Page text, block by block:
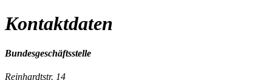
Kontaktdaten
Bundesgeschäftsstelle
Reinhardtstr. 14